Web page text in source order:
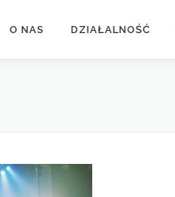
O NAS DZIAŁALNOŚĆ